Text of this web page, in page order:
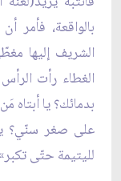
بالواقعة، فأمر
الشريف إليها
الغطاء رأت
بدمائك؟ يا أبتاه
على صغر سنّي؟
لليتيمة حتّى